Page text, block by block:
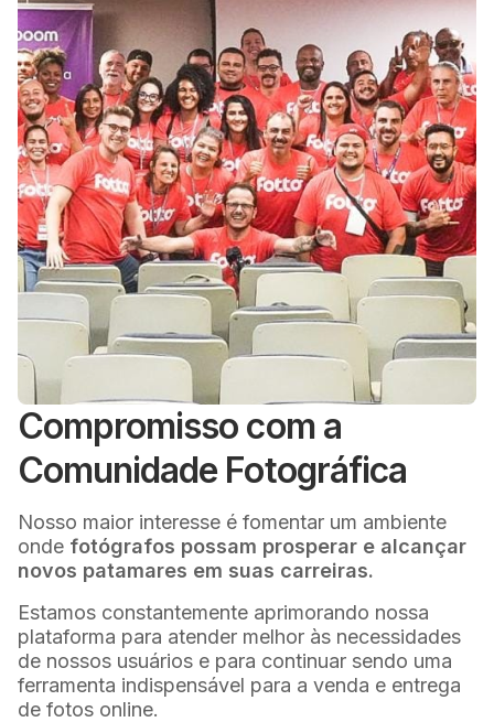
Compromisso com a
Comunidade Fotográfica
Nosso maior interesse é fomentar um ambiente
onde fotógrafos possam prosperar e alcançar
novos patamares em suas carreiras.
Estamos constantemente aprimorando nossa
plataforma para atender melhor às necessidades
de nossos usuários e para continuar sendo uma
ferramenta indispensável para a venda e entrega
de fotos online.